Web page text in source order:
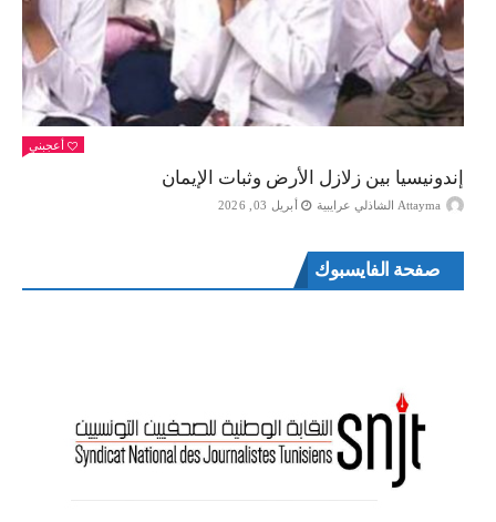
أعجبني
إندونيسيا بين زلازل الأرض وثبات الإيمان
Attayma الشاذلي عرايبية أبريل 03, 2026
صفحة الفايسبوك